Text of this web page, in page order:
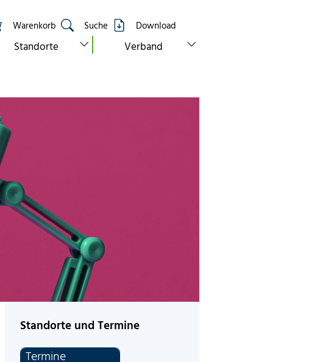
Warenkorb Suche Download
Standorte show submenu for “standorte”
Verband show submenu for “verband”
Standorte und Termine
Termine